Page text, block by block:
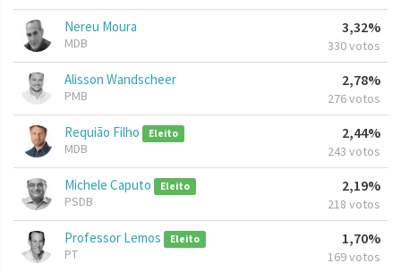
Nereu Moura
MDB
3,32%
330 votos
Alisson Wandscheer
PMB
2,78%
276 votos
Requião Filho Eleito
MDB
2,44%
243 votos
Michele Caputo Eleito
PSDB
2,19%
218 votos
Professor Lemos Eleito
PT
1,70%
169 votos